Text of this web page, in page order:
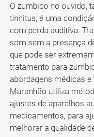
O zumbido no ouvido,
tinnitus, é uma
com perda auditiva.
som sem a presença
que pode ser
tratamento para
abordagens médicas
Maranhão utiliza
ajustes de aparelhos
medicamentos, para
melhorar a qualidade